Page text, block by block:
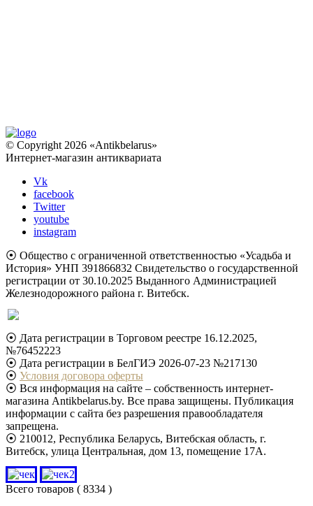
© Copyright 2026 «Antikbelarus»
Интернет-магазин антиквариата
Vk
facebook
Twitter
youtube
instagram
⦿ Общество с ограниченной ответственностью «Усадьба и
История» УНП 391866832 Свидетельство о государственной
регистрации от 30.10.2025 Выданного Администрацией
Железнодорожного района г. Витебск.
⦿ Дата регистрации в Торговом реестре 16.12.2025,
№76452223
⦿ Дата регистрации в БелГИЭ 2026-07-23 №217130
⦿ Условия договора оферты
⦿ Вся информация на сайте – собственность интернет-
магазина Antikbelarus.by. Все права защищены. Публикация
информации с сайта без разрешения правообладателя
запрещена.
⦿ 210012, Республика Беларусь, Витебская область, г.
Витебск, улица Центральная, дом 13, помещение 17А.
Всего товаров ( 8334 )